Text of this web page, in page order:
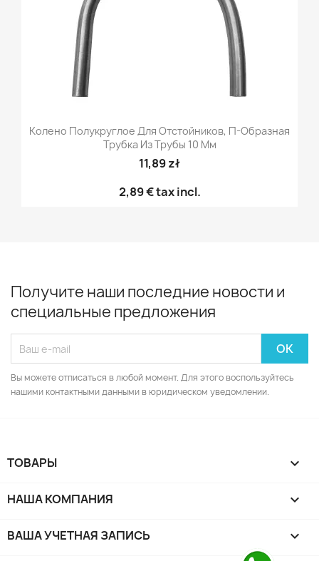
Колено Полукруглое Для Отстойников, П-Образная
Трубка Из Трубы 10 Мм
11,89 zł
2,89 €tax incl.
Получите наши последние новости и
специальные предложения
Вы можете отписаться в любой момент. Для этого воспользуйтесь
нашими контактными данными в юридическом уведомлении.
ТОВАРЫ 
НАША КОМПАНИЯ 
ВАША УЧЕТНАЯ ЗАПИСЬ 